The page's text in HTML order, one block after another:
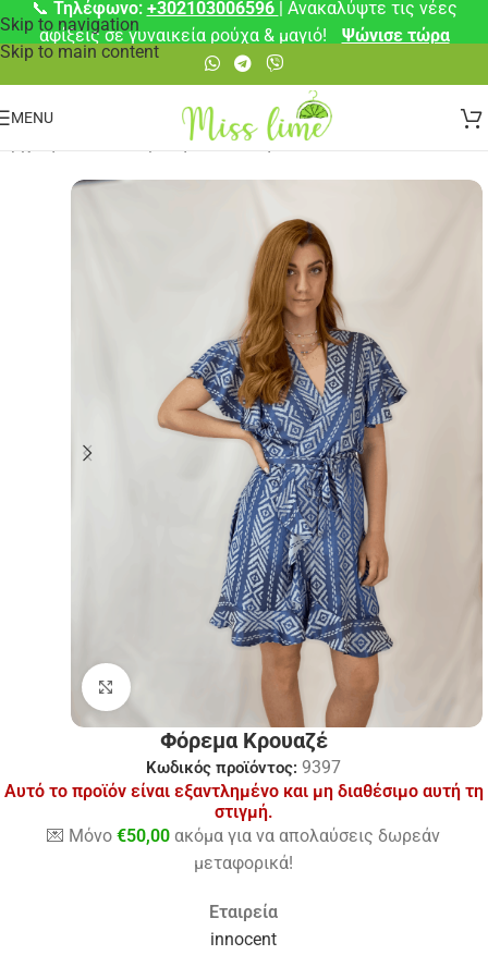
Skip to navigation
Skip to main content
📞 Τηλέφωνο: +302103006596 | Ανακαλύψτε τις νέες
αφίξεις σε γυναικεία ρούχα & μαγιό!
Ψώνισε τώρα
MENU
⚡ Άμεση Αποστολή
Click to enlarge
Φόρεμα Κρουαζέ
Κωδικός προϊόντος: 9397
Αυτό το προϊόν είναι εξαντλημένο και μη διαθέσιμο αυτή τη
στιγμή.
💌 Μόνο€50,00 ακόμα για να απολαύσεις δωρεάν
μεταφορικά!
Εταιρεία
innocent